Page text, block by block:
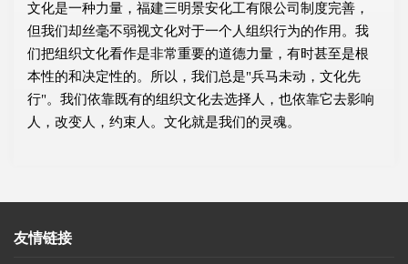
文化是一种力量，福建三明景安化工有限公司制度完善，
但我们却丝毫不弱视文化对于一个人组织行为的作用。我
们把组织文化看作是非常重要的道德力量，有时甚至是根
本性的和决定性的。所以，我们总是"兵马未动，文化先
行"。我们依靠既有的组织文化去选择人，也依靠它去影响
人，改变人，约束人。文化就是我们的灵魂。
友情链接